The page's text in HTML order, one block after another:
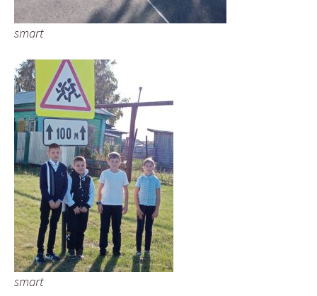
smart
smart